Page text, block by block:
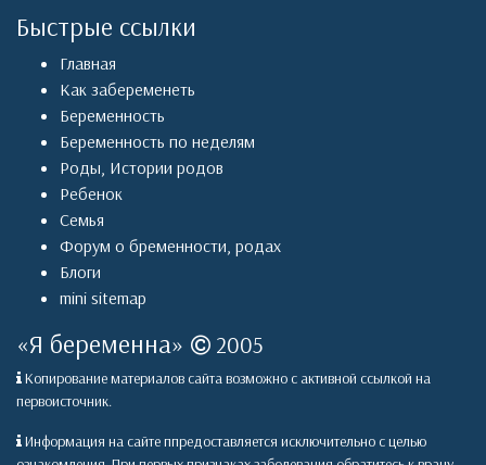
Быстрые ссылки
Главная
Как забеременеть
Беременность
Беременность по неделям
Роды, Истории родов
Ребенок
Семья
Форум о бременности, родах
Блоги
mini sitemap
«Я беременна» 2005
Копирование материалов сайта возможно с активной ссылкой на
первоисточник.
Информация на сайте ппредоставляется исключительно с целью